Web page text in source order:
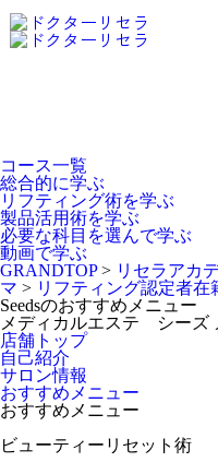
Dr.Recella Academy
について
コース一覧
総合的に学ぶ
リフティング術を学ぶ
製品活用術を学ぶ
必要な科目を選んで学ぶ
動画で学ぶ
GRANDTOP> リセラアカ
マ > リフティング認定者在
Seedsのおすすめメニュー
メディカルエステ シーズ
店舗トップ
自己紹介
サロン情報
おすすめメニュー
おすすめメニュー
ビューティーリセット術